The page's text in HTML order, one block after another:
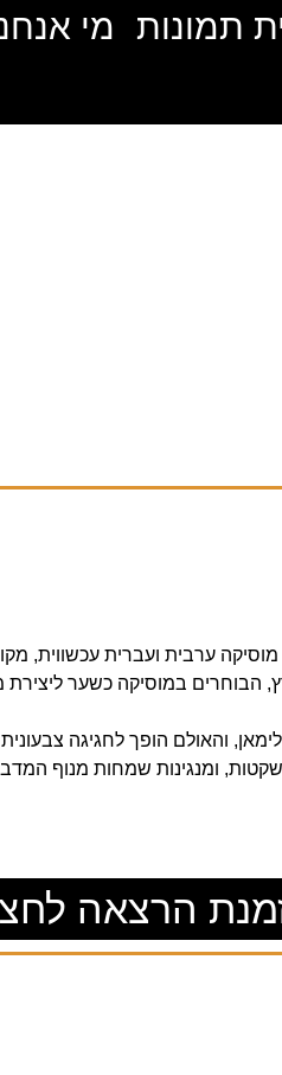
תמונות
מי
ערבית ועברית עכשווית,
הבוחרים במוסיקה כשער
והאולם הופך לחגיגה צבעונית
ומנגינות שמחות מנוף
הרצאה